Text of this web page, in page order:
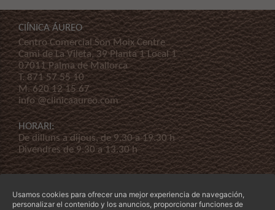
ClÍNICA ÁUREO
Centro Comercial Son Moix Centre
Cami de La Vileta, 39 Planta 1 Local 1
07011 Palma de Mallorca
T.871 57 55 10
M.620 12 15 67
info @clinicaaureo.com
HORARI:
De dilluns a dijous, de 9.30 a 19.30 h
Divendres de 9.30 a 13.30 h
Usamos cookies para ofrecer una mejor experiencia de navegación,
personalizar el contenido y los anuncios, proporcionar funciones de